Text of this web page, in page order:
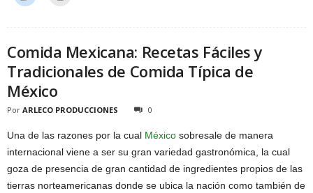
Comida Mexicana: Recetas Fáciles y
Tradicionales de Comida Típica de
México
Por ARLECO PRODUCCIONES 0
Una de las razones por la cual México sobresale de manera
internacional viene a ser su gran variedad gastronómica, la cual
goza de presencia de gran cantidad de ingredientes propios de las
tierras norteamericanas donde se ubica la nación como también de